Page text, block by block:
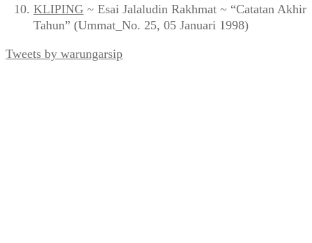
KLIPING ~ Esai Jalaludin Rakhmat ~ “Catatan Akhir
Tahun” (Ummat_No. 25, 05 Januari 1998)
Tweets by warungarsip